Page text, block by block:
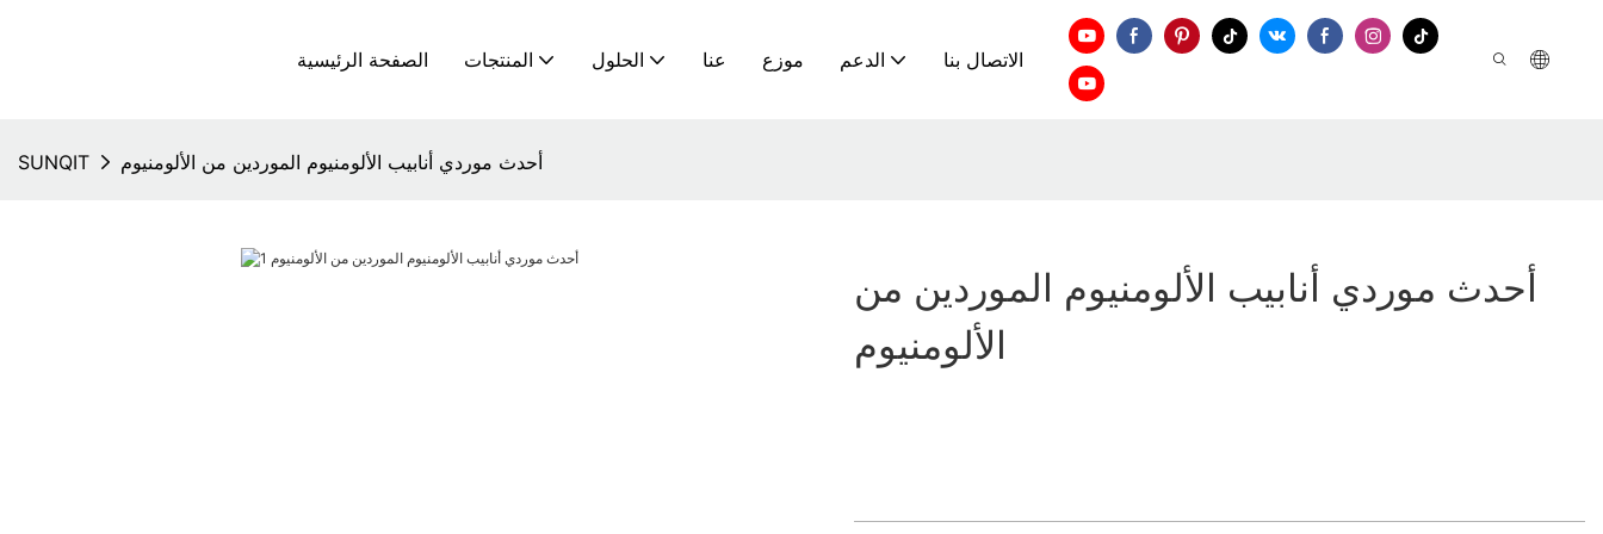
الصفحة الرئيسية المنتجات الحلول عنا موزع الدعم الاتصال بنا
SUNQIT أحدث موردي أنابيب الألومنيوم الموردين من الألومنيوم
أحدث موردي أنابيب الألومنيوم الموردين من
الألومنيوم